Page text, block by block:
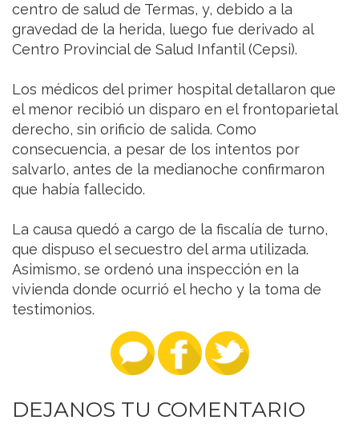
centro de salud de Termas, y, debido a la
gravedad de la herida, luego fue derivado al
Centro Provincial de Salud Infantil (Cepsi).
Los médicos del primer hospital detallaron que
el menor recibió un disparo en el frontoparietal
derecho, sin orificio de salida. Como
consecuencia, a pesar de los intentos por
salvarlo, antes de la medianoche confirmaron
que había fallecido.
La causa quedó a cargo de la fiscalía de turno,
que dispuso el secuestro del arma utilizada.
Asimismo, se ordenó una inspección en la
vivienda donde ocurrió el hecho y la toma de
testimonios.
DEJANOS TU COMENTARIO